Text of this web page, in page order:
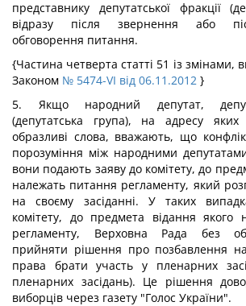
представнику депутатської фракції
відразу після звернення або
обговорення питання.
{Частина четверта статті 51 із змінами,
Законом № 5474-VI від 06.11.2012 }
5. Якщо народний депутат,
(депутатська група), на адресу яких
образливі слова, вважають, що
порозуміння між народними
вони подають заяву до комітету, до
належать питання регламенту, який
на своєму засіданні. У таких
комітету, до предмета відання якого
регламенту, Верховна Рада без
прийняти рішення про позбавлення
права брати участь у пленарних
пленарних засідань). Це рішення
виборців через газету "Голос України".